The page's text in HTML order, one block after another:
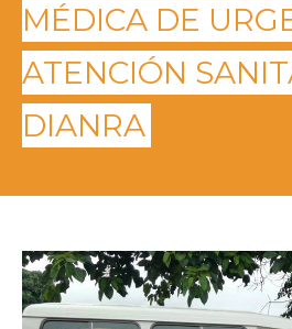
MÉDICA DE
ATENCIÓN
DIANRA